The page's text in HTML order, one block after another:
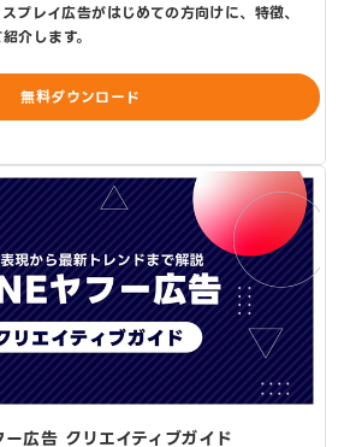
プレイ広告がはじめての方向けに、特徴、
介します。
無料ダウンロード
広告 クリエイティブガイド